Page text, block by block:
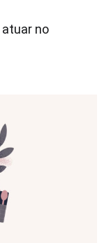
atuar no